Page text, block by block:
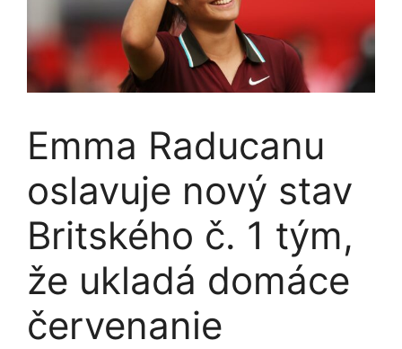
Emma Raducanu
oslavuje nový stav
Britského č. 1 tým,
že ukladá domáce
červenanie